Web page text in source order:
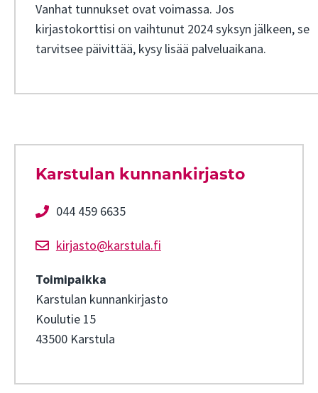
Vanhat tunnukset ovat voimassa. Jos
kirjastokorttisi on vaihtunut 2024 syksyn jälkeen,se
tarvitsee päivittää, kysy lisää palveluaikana.
Karstulan kunnankirjasto
044 459 6635
kirjasto@karstula.fi
Toimipaikka
Karstulan kunnankirjasto
Koulutie 15
43500 Karstula